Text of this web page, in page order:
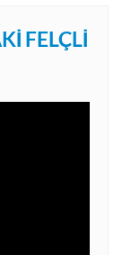
FELÇLI